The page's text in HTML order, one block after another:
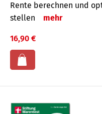
Rente berechnen und
stellen
mehr
16,90 €